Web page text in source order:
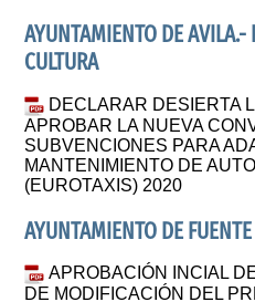
AYUNTAMIENTO DE AVILA.-
CULTURA
DECLARAR DESIERTA
APROBAR LA NUEVA
SUBVENCIONES PARA
MANTENIMIENTO DE
(EUROTAXIS) 2020
AYUNTAMIENTO DE
APROBACIÓN INCIAL
DE MODIFICACIÓN DEL